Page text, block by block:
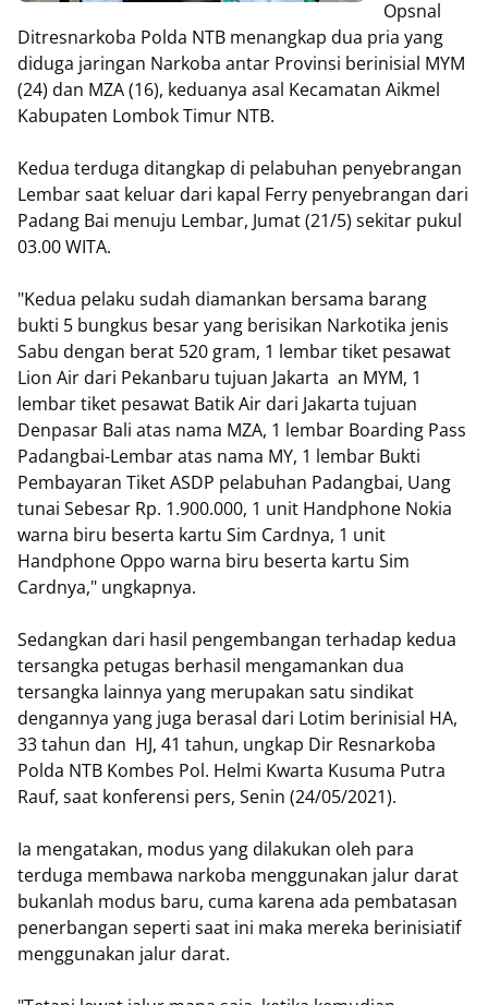
Opsnal
Ditresnarkoba Polda NTB menangkap dua pria yang
diduga jaringan Narkoba antar Provinsi berinisial MYM
(24) dan MZA (16), keduanya asal Kecamatan Aikmel
Kabupaten Lombok Timur NTB.
Kedua terduga ditangkap di pelabuhan penyebrangan
Lembar saat keluar dari kapal Ferry penyebrangan dari
Padang Bai menuju Lembar, Jumat (21/5) sekitar pukul
03.00 WITA.
"Kedua pelaku sudah diamankan bersama barang
bukti 5 bungkus besar yang berisikan Narkotika jenis
Sabu dengan berat 520 gram, 1 lembar tiket pesawat
Lion Air dari Pekanbaru tujuan Jakarta an MYM, 1
lembar tiket pesawat Batik Air dari Jakarta tujuan
Denpasar Bali atas nama MZA, 1 lembar Boarding Pass
Padangbai-Lembar atas nama MY, 1 lembar Bukti
Pembayaran Tiket ASDP pelabuhan Padangbai, Uang
tunai Sebesar Rp. 1.900.000, 1 unit Handphone Nokia
warna biru beserta kartu Sim Cardnya, 1 unit
Handphone Oppo warna biru beserta kartu Sim
Cardnya," ungkapnya.
Sedangkan dari hasil pengembangan terhadap kedua
tersangka petugas berhasil mengamankan dua
tersangka lainnya yang merupakan satu sindikat
dengannya yang juga berasal dari Lotim berinisial HA,
33 tahun dan HJ, 41 tahun, ungkap Dir Resnarkoba
Polda NTB Kombes Pol. Helmi Kwarta Kusuma Putra
Rauf, saat konferensi pers, Senin (24/05/2021).
Ia mengatakan, modus yang dilakukan oleh para
terduga membawa narkoba menggunakan jalur darat
bukanlah modus baru, cuma karena ada pembatasan
penerbangan seperti saat ini maka mereka berinisiatif
menggunakan jalur darat.